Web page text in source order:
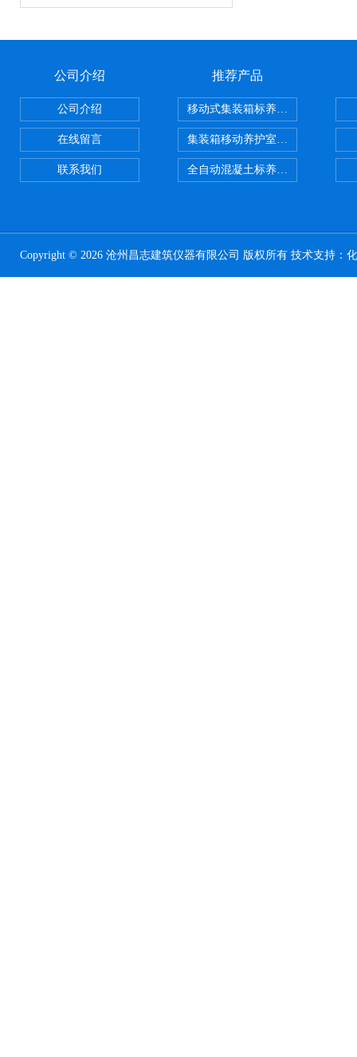
公司介绍
公司介绍
在线留言
联系我们
推荐产品
移动式集装箱标养室 养护室设备
集装箱移动养护室 标养室
全自动混凝土标养室恒温恒湿设备
Copyright © 2026 沧州昌志建筑仪器有限公司 版权所有 技术支持：